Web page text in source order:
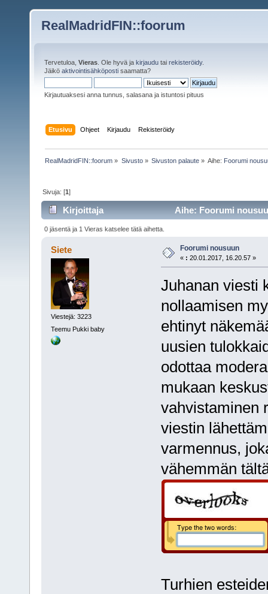
RealMadridFIN::foorum
Tervetuloa, Vieras . Ole hyvä ja kirjaudu tai rekisteröidy.
Jäikö aktivointisähköposti saamatta?
Kirjautuaksesi anna tunnus, salasana ja istuntosi pituus
Etusivu Ohjeet Kirjaudu Rekisteröidy
RealMadridFIN::foorum » Sivusto» Sivuston palaute» Aihe: Foorumi
Sivuja: [1]
Kirjoittaja Aihe: Foorumi
0 jäsentä ja 1 Vieras katselee tätä aihetta.
Siete
Viestejä: 3223
Teemu Pukki baby
Foorumi nousuun
« : 20.01.2017, 16.20.57 »
Juhanan viesti
nollaamisen
ehtinyt
uusien
odottaa
mukaan
vahvistaminen
viestin
varmennus,
vähemmän
Turhien